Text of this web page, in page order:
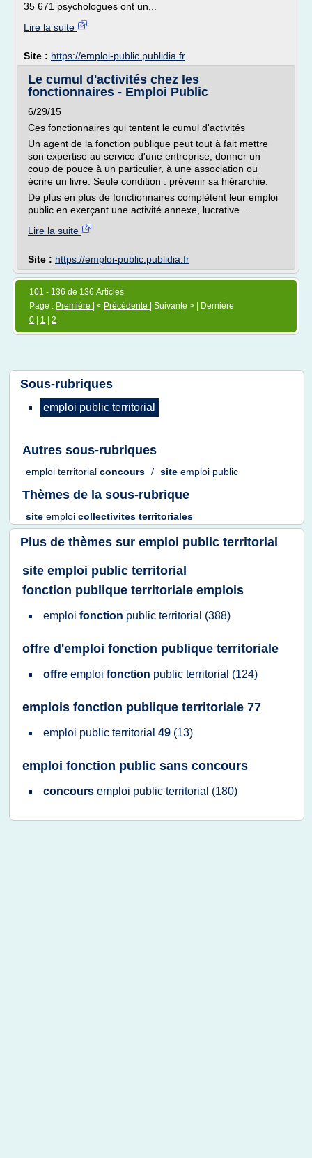
35 671 psychologues ont un...
Lire la suite
Site : https://emploi-public.publidia.fr
Le cumul d'activités chez les
fonctionnaires - Emploi Public
6/29/15
Ces fonctionnaires qui tentent le cumul d'activités
Un agent de la fonction publique peut tout à fait mettre
son expertise au service d'une entreprise, donner un
coup de pouce à un particulier, à une association ou
écrire un livre. Seule condition : prévenir sa hiérarchie.
De plus en plus de fonctionnaires complètent leur emploi
public en exerçant une activité annexe, lucrative...
Lire la suite
Site : https://emploi-public.publidia.fr
101 - 136 de 136 Articles
Page : Première | < Précédente
| Suivante > | Dernière
0
1 2
Sous-rubriques
emploi public territorial
Autres sous-rubriques
emploi territorial concours / site emploi public
Thèmes de la sous-rubrique
site emploi collectivites territoriales
Plus de thèmes sur emploi public territorial
site emploi public territorial
fonction publique territoriale emplois
emploi fonction public territorial (388)
offre d'emploi fonction publique territoriale
offre emploi fonction public territorial (124)
emplois fonction publique territoriale 77
emploi public territorial 49 (13)
emploi fonction public sans concours
concours emploi public territorial (180)